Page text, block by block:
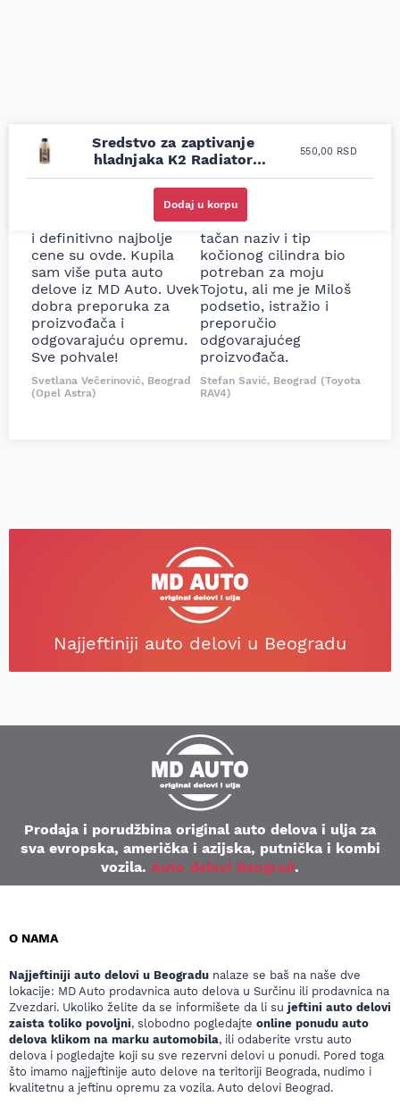
Sredstvo za zaptivanje
hladnjaka K2 Radiator
Stop Leak 400ml
550,00 RSD
Dodaj u korpu
Uporedila sam sve
prodavnice auto delova
i definitivno najbolje
cene su ovde. Kupila
sam više puta auto
delove iz MD Auto. Uvek
dobra preporuka za
proizvođača i
odgovarajuću opremu.
Sve pohvale!
Svetlana Večerinović, Beograd
(Opel Astra)
Odlična usluga i
ljubazni prodavci.
Nisam bio siguran koji je
tačan naziv i tip
kočionog cilindra bio
potreban za moju
Tojotu, ali me je Miloš
podsetio, istražio i
preporučio
odgovarajućeg
proizvođača.
Stefan Savić, Beograd (Toyota
RAV4)
Najjeftiniji auto delovi u Beogradu
Prodaja i porudžbina original auto delova i ulja za
sva evropska, američka i azijska, putnička i kombi
vozila. Auto delovi Beograd.
O NAMA
Najjeftiniji auto delovi u Beogradu nalaze se baš na naše dve
lokacije: MD Auto prodavnica auto delova u Surčinu ili prodavnica na
Zvezdari. Ukoliko želite da se informišete da li su jeftini auto delovi
zaista toliko povoljni, slobodno pogledajte online ponudu auto
delova klikom na marku automobila, ili odaberite vrstu auto
delova i pogledajte koji su sve rezervni delovi u ponudi. Pored toga
što imamo najjeftinije auto delove na teritoriji Beograda, nudimo i
kvalitetnu a jeftinu opremu za vozila. Auto delovi Beograd.